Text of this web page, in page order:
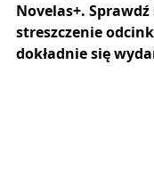
Novelas+. Sprawdź
streszczenie
dokładnie się